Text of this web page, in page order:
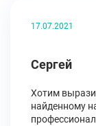
17.07.2021
Сергей
Хотим
найденному